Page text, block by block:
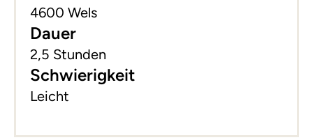
4600 Wels
Dauer
2,5 Stunden
Schwierigkeit
Leicht